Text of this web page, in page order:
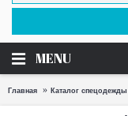
MENU
Главная Каталог